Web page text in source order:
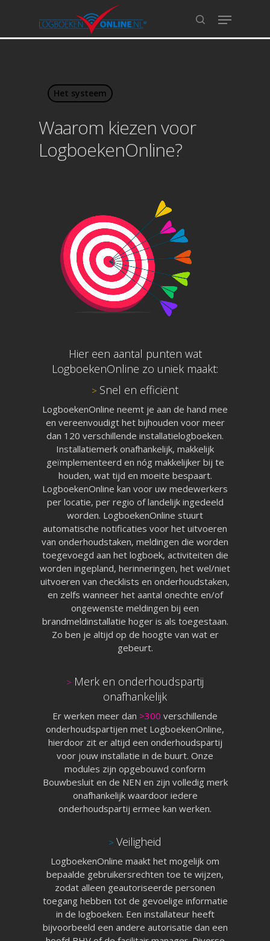
Het systeem
Waarom kiezen voor
LogboekenOnline?
Hier een aantal punten wat
LogboekenOnline zo uniek maakt:
> Snel en efficiënt
LogboekenOnline neemt je aan de hand mee
en vereenvoudigt het bijhouden voor meer
dan 120 verschillende installatielogboeken.
Installatiemerk onafhankelijk, makkelijk
geïmplementeerd en nóg makkelijker bij te
houden, wat tijd en moeite bespaart.
LogboekenOnline kan voor uw medewerkers
per locatie, per regio of landelijk ingedeeld
worden. LogboekenOnline stuurt
automatische notificaties voor het uitvoeren
van onderhoudstaken, meldingen die worden
toegevoegd aan het logboek, activiteiten die
worden ingepland, herinneringen, het wel/niet
uitvoeren van checklists en onderhoudstaken,
en zelfs wanneer het aantal onechte en/of
ongewenste meldingen bij een
brandmeldinstallatie hoger is als toegestaan.
Zo ben je altijd op de hoogte van wat er
gebeurt.
> Merk en onderhoudspartij
onafhankelijk
Er werken meer dan >300 verschillende
onderhoudspartijen met LogboekenOnline,
hierdoor zit er altijd een onderhoudspartij
voor jouw installatie in de buurt. Onze
modules zijn opgebouwd conform
Bouwbesluit en de NEN en zijn volledig merk
onafhankelijk waardoor iedere
onderhoudspartij ermee kan werken.
> Veiligheid
LogboekenOnline maakt het mogelijk om
bepaalde gebruikersrechten toe te wijzen,
zodat alleen geautoriseerde personen
toegang hebben tot de gevoelige informatie
in de logboeken. Een installateur heeft
bijvoorbeeld een andere autorisatie dan een